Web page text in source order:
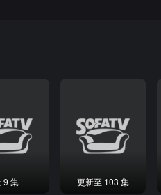
9 集 更新至 103 集